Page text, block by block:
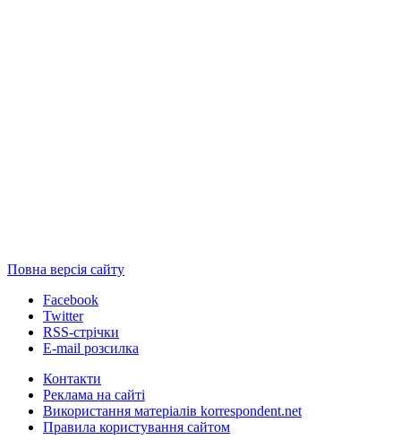
Повна версія сайту
Facebook
Twitter
RSS-стрічки
E-mail розсилка
Контакти
Реклама на сайті
Використання матеріалів korrespondent.net
Правила користування сайтом